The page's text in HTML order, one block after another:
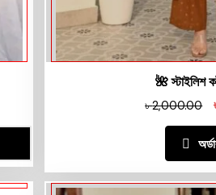
🌺 স্টাইলিশ
৳2,000.00